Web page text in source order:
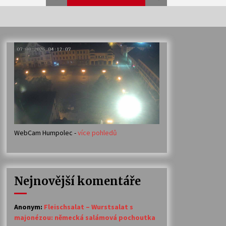
Veselí muzikanti
30. 7. 2026
Votavžatský ploty
23. 7. 2026
14. 7. 2026
30. 6. 2026
WebCam Humpolec -více pohledů
Nejnovější komentáře
Anonym: Fleischsalat – Wurstsalat s
majonézou: německá salámová pochoutka